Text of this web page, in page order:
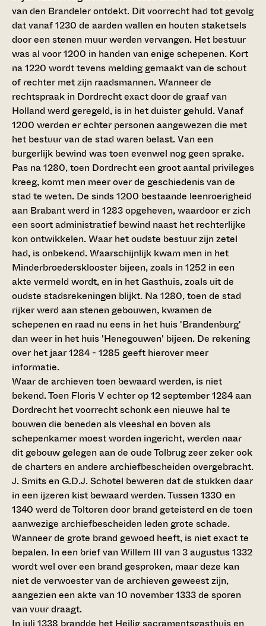
van den Brandeler ontdekt. Dit voorrecht had tot gevolg
dat vanaf 1230 de aarden wallen en houten staketsels
door een stenen muur werden vervangen. Het bestuur
was al voor 1200 in handen van enige schepenen. Kort
na 1220 wordt tevens melding gemaakt van de schout
of rechter met zijn raadsmannen. Wanneer de
rechtspraak in Dordrecht exact door de graaf van
Holland werd geregeld, is in het duister gehuld. Vanaf
1200 werden er echter personen aangewezen die met
het bestuur van de stad waren belast. Van een
burgerlijk bewind was toen evenwel nog geen sprake.
Pas na 1280, toen Dordrecht een groot aantal privileges
kreeg, komt men meer over de geschiedenis van de
stad te weten. De sinds 1200 bestaande leenroerigheid
aan Brabant werd in 1283 opgeheven, waardoor er zich
een soort administratief bewind naast het rechterlijke
kon ontwikkelen. Waar het oudste bestuur zijn zetel
had, is onbekend. Waarschijnlijk kwam men in het
Minderbroedersklooster bijeen, zoals in 1252 in een
akte vermeld wordt, en in het Gasthuis, zoals uit de
oudste stadsrekeningen blijkt. Na 1280, toen de stad
rijker werd aan stenen gebouwen, kwamen de
schepenen en raad nu eens in het huis 'Brandenburg'
dan weer in het huis 'Henegouwen' bijeen. De rekening
over het jaar 1284 - 1285 geeft hierover meer
informatie.
Waar de archieven toen bewaard werden, is niet
bekend. Toen Floris V echter op 12 september 1284 aan
Dordrecht het voorrecht schonk een nieuwe hal te
bouwen die beneden als vleeshal en boven als
schepenkamer moest worden ingericht, werden naar
dit gebouw gelegen aan de oude Tolbrug zeer zeker ook
de charters en andere archiefbescheiden overgebracht.
J. Smits en G.D.J. Schotel beweren dat de stukken daar
in een ijzeren kist bewaard werden. Tussen 1330 en
1340 werd de Toltoren door brand geteisterd en de toen
aanwezige archiefbescheiden leden grote schade.
Wanneer de grote brand gewoed heeft, is niet exact te
bepalen. In een brief van Willem III van 3 augustus 1332
wordt wel over een brand gesproken, maar deze kan
niet de verwoester van de archieven geweest zijn,
aangezien een akte van 10 november 1333 de sporen
van vuur draagt.
In juli 1338 brandde het Heilig sacramentsgasthuis en